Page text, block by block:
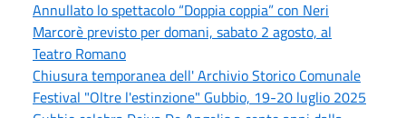
Annullato lo spettacolo “Doppia coppia” con Neri
Marcorè previsto per domani, sabato 2 agosto, al
Teatro Romano
Chiusura temporanea dell' Archivio Storico Comunale
Festival "Oltre l'estinzione" Gubbio, 19-20 luglio 2025